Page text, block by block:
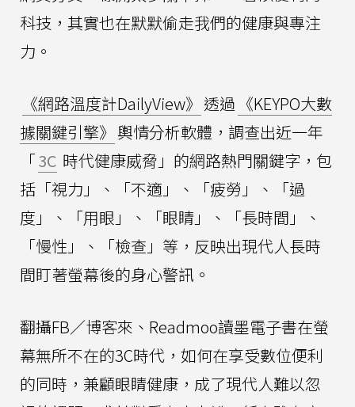
科技，其實也在默默偷走我們的健康與專注
力。
《網路溫度計DailyView》 透過 《KEYPO大數
據關鍵引擎》 輿情分析軟體，調查出近一年
「3C 時代健康威脅」的網路熱門關鍵字，包
括「視力」、「不適」、「疲勞」、「過
度」、「用眼」、「眼睛」、「長時間」、
「慢性」、「檢查」等，反映出現代人長時
間盯著螢幕後的身心警訊。
翻攝FB／博客來、Readmoo讀墨電子書在螢
幕無所不在的3C時代，如何在享受數位便利
的同時，兼顧眼睛健康，成了現代人難以忽